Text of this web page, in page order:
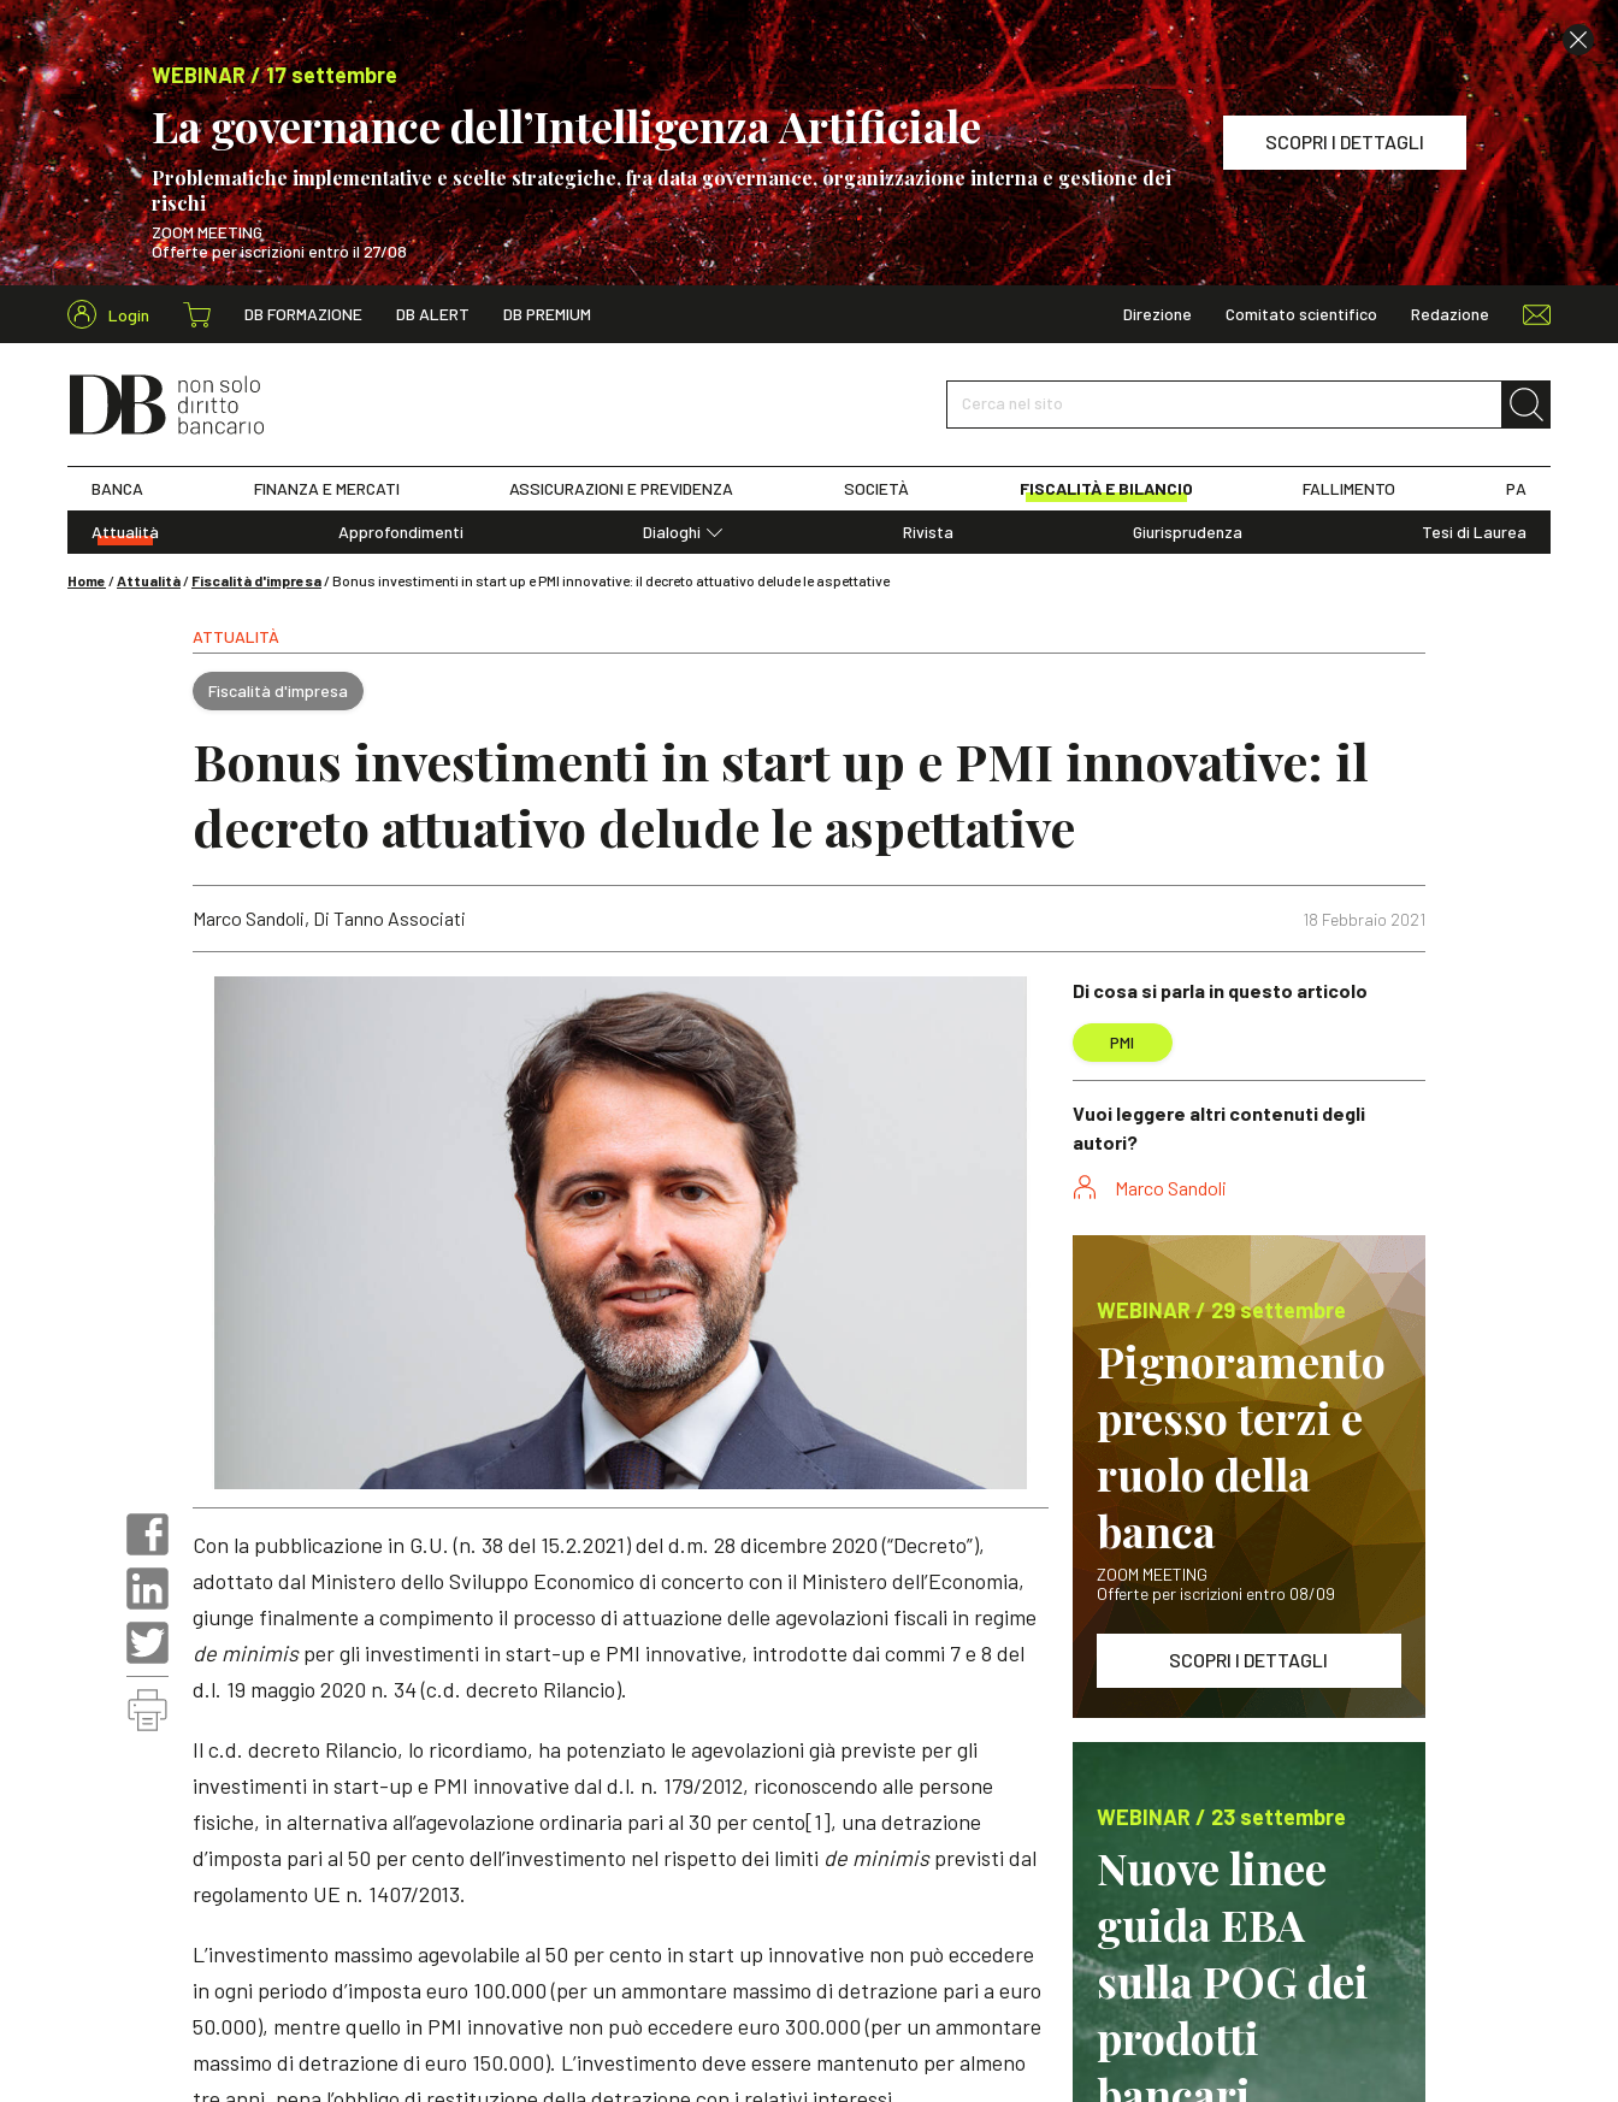
WEBINAR / 17 settembre
La governance dell’Intelligenza Artificiale
Problematiche implementative e scelte strategiche, fra data governance, organizzazione interna e gestione dei
rischi
ZOOM MEETING
Offerte per iscrizioni entro il 27/08
SCOPRI I DETTAGLI
WEBINAR / 17 settembre
Login DB FORMAZIONE DB ALERT DB PREMIUM Direzione Comitato scientifico Redazione
Cerca nel sito
Cerca nel sito
BANCA FINANZA E MERCATI ASSICURAZIONI E PREVIDENZA SOCIETÀ FISCALITÀ E BILANCIO FALLIMENTO PA
Attualità Approfondimenti
Dialoghi
Rivista Giurisprudenza Tesi di Laurea
Home /Attualità/ Fiscalità d'impresa/Bonus investimenti in start up e PMI innovative: il decreto attuativo delude le aspettative
ATTUALITÀ
Fiscalità d'impresa
Bonus investimenti in start up e PMI innovative: il
decreto attuativo delude le aspettative
18 Febbraio 2021
Marco Sandoli, Di Tanno Associati
Con la pubblicazione in G.U. (n. 38 del 15.2.2021) del d.m. 28 dicembre 2020 (“Decreto”),
adottato dal Ministero dello Sviluppo Economico di concerto con il Ministero dell’Economia,
giunge finalmente a compimento il processo di attuazione delle agevolazioni fiscali in regime
de minimisper gli investimenti in start-up e PMI innovative, introdotte dai commi 7 e 8 del
d.l. 19 maggio 2020 n. 34 (c.d. decreto Rilancio).
Il c.d. decreto Rilancio, lo ricordiamo, ha potenziato le agevolazioni già previste per gli
investimenti in start-up e PMI innovative dal d.l. n. 179/2012, riconoscendo alle persone
fisiche, in alternativa all’agevolazione ordinaria pari al 30 per cento[1], una detrazione
d’imposta pari al 50 per cento dell’investimento nel rispetto dei limiti de minimisprevisti dal
regolamento UE n. 1407/2013.
L’investimento massimo agevolabile al 50 per cento in start up innovative non può eccedere
in ogni periodo d’imposta euro 100.000 (per un ammontare massimo di detrazione pari a euro
50.000), mentre quello in PMI innovative non può eccedere euro 300.000 (per un ammontare
massimo di detrazione di euro 150.000). L’investimento deve essere mantenuto per almeno
Di cosa si parla in questo articolo
PMI
Vuoi leggere altri contenuti degli
autori?
Marco Sandoli
WEBINAR / 29 settembre
Pignoramento
presso terzi e
ruolo della
banca
ZOOM MEETING
Offerte per iscrizioni entro 08/09
SCOPRI I DETTAGLI
WEBINAR / 23 settembre
Nuove linee
guida EBA
sulla POG dei
prodotti